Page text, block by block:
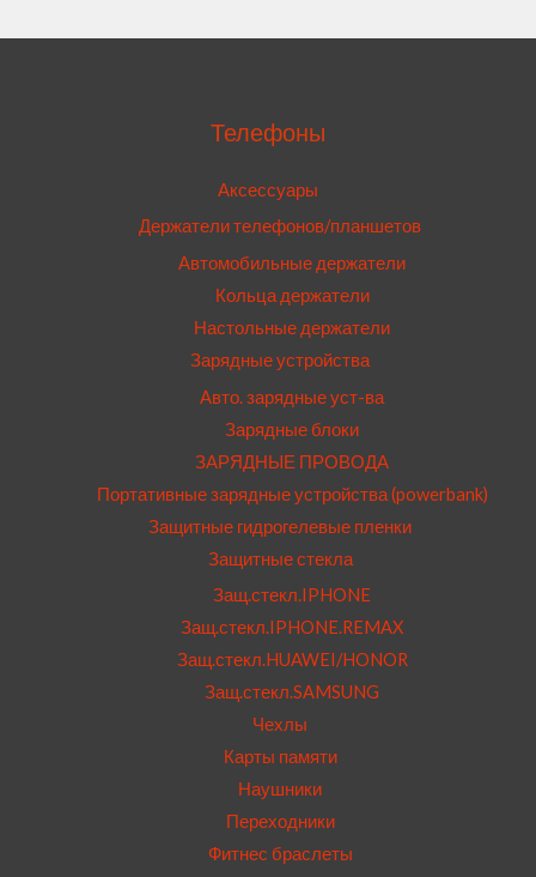
Телефоны
Аксессуары
Держатели телефонов/планшетов
Автомобильные держатели
Кольца держатели
Настольные держатели
Зарядные устройства
Авто. зарядные уст-ва
Зарядные блоки
ЗАРЯДНЫЕ ПРОВОДА
Портативные зарядные устройства (powerbank)
Защитные гидрогелевые пленки
Защитные стекла
Защ.стекл.IPHONE
Защ.стекл.IPHONE.REMAX
Защ.стекл.HUAWEI/HONOR
Защ.стекл.SAMSUNG
Чехлы
Карты памяти
Наушники
Переходники
Фитнес браслеты